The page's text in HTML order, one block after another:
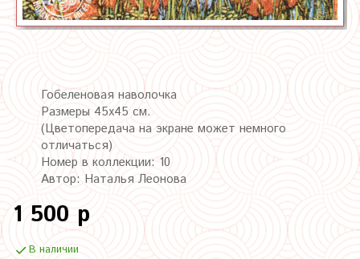
Гобеленовая наволочка
Размеры 45х45 см.
(Цветопередача на экране может немного
отличаться)
Номер в коллекции: 10
Автор: Наталья Леонова
1 500 р
В наличии